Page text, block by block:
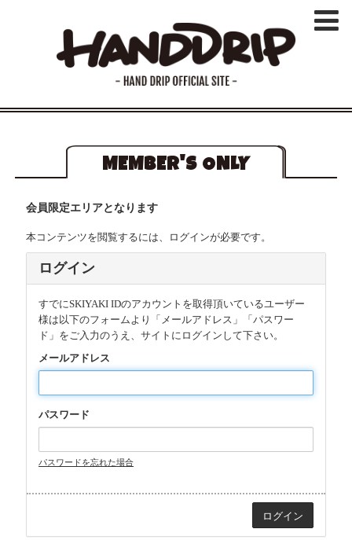
MEMBER'S ONLY
会員限定エリアとなります
本コンテンツを閲覧するには、ログインが必要です。
ログイン
すでにSKIYAKI IDのアカウントを取得頂いているユーザー
様は以下のフォームより「メールアドレス」「パスワー
ド」をご入力のうえ、サイトにログインして下さい。
メールアドレス
パスワード
パスワードを忘れた場合